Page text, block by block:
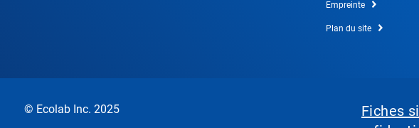
Empreinte
Plan du site
© Ecolab Inc. 2025 Fiches